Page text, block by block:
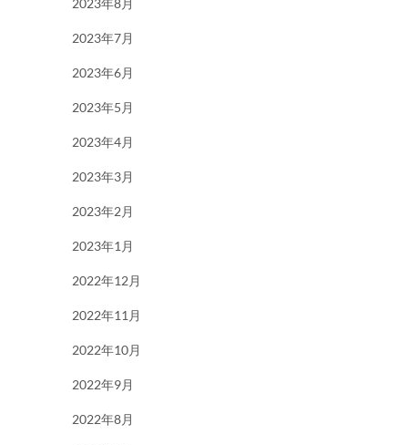
2023年8月
2023年7月
2023年6月
2023年5月
2023年4月
2023年3月
2023年2月
2023年1月
2022年12月
2022年11月
2022年10月
2022年9月
2022年8月